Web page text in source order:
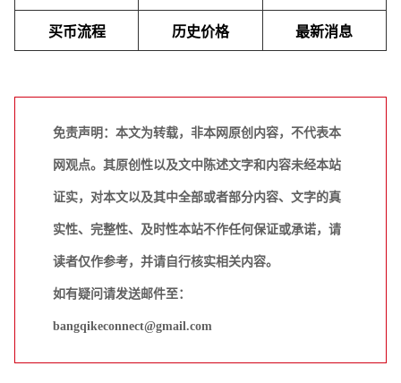
买币流程 历史价格 最新消息
免责声明：本文为转载，非本网原创内容，不代表本
网观点。其原创性以及文中陈述文字和内容未经本站
证实，对本文以及其中全部或者部分内容、文字的真
实性、完整性、及时性本站不作任何保证或承诺，请
读者仅作参考，并请自行核实相关内容。
如有疑问请发送邮件至：
bangqikeconnect@gmail.com